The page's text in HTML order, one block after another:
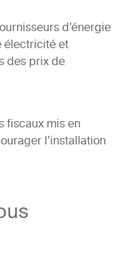
d’énergie
électricité et
des prix de
fiscaux mis en
l’installation